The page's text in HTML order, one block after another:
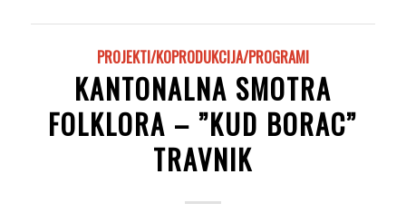
PROJEKTI/KOPRODUKCIJA/PROGRAMI
KANTONALNA SMOTRA
FOLKLORA – ”KUD BORAC”
TRAVNIK